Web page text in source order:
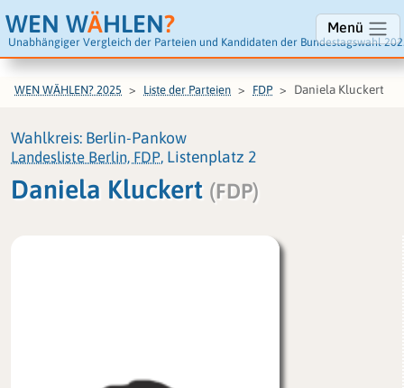
WEN WÄHLEN?
Unabhängiger Vergleich der Parteien und Kandidaten der Bundestagswahl
Menü
WEN WÄHLEN? 2025 Liste der Parteien FDP Daniela Kluckert
Wahlkreis: Berlin-Pankow
Landesliste Berlin, FDP, Listenplatz 2
Daniela Kluckert (FDP)